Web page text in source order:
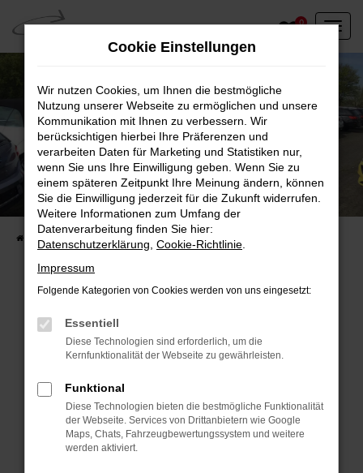
Zum
Hauptinhalt
springen
0
Unser Fahrzeugbestand vor Ort
Entdecken Sie unsere sofort verfügbaren
Fahrzeugangebote
Fehler: Network Error
Beim Laden ist ein Fehler aufgetreten.
Hier sind ein paar Tipps, die dir helfen können:
Überprüfe deine Firewall und deine
Internetverbindung.
Laden andere Webseiten, zum Beispiel deine
Suchmaschine?
Cookie Einstellungen
Wir nutzen Cookies, um Ihnen die bestmögliche
Nutzung unserer Webseite zu ermöglichen und unsere
Kommunikation mit Ihnen zu verbessern. Wir
berücksichtigen hierbei Ihre Präferenzen und
verarbeiten Daten für Marketing und Statistiken nur,
wenn Sie uns Ihre Einwilligung geben. Wenn Sie zu
einem späteren Zeitpunkt Ihre Meinung ändern, können
Sie die Einwilligung jederzeit für die Zukunft widerrufen.
Weitere Informationen zum Umfang der
Datenverarbeitung finden Sie hier:
Datenschutzerklärung Cookie-Richtlinie
Impressum
Folgende Kategorien von Cookies werden von uns eingesetzt:
Essentiell
Diese Technologien sind erforderlich, um die
Kernfunktionalität der Webseite zu gewährleisten.
Funktional
Diese Technologien bieten die bestmögliche Funktionalität
der Webseite. Services von Drittanbietern wie Google
Maps, Chats, Fahrzeugbewertungssystem und weitere
werden aktiviert.